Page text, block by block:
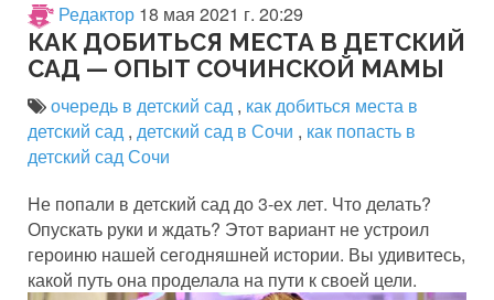
Редактор 18 мая 2021 г. 20:29
КАК ДОБИТЬСЯ МЕСТА В ДЕТСКИЙ
САД — ОПЫТ СОЧИНСКОЙ МАМЫ
очередь в детский сад , как добиться места в
детский сад , детский сад в Сочи , как попасть в
детский сад Сочи
Не попали в детский сад до 3-ех лет. Что делать?
Опускать руки и ждать? Этот вариант не устроил
героиню нашей сегодняшней истории. Вы удивитесь,
какой путь она проделала на пути к своей цели.